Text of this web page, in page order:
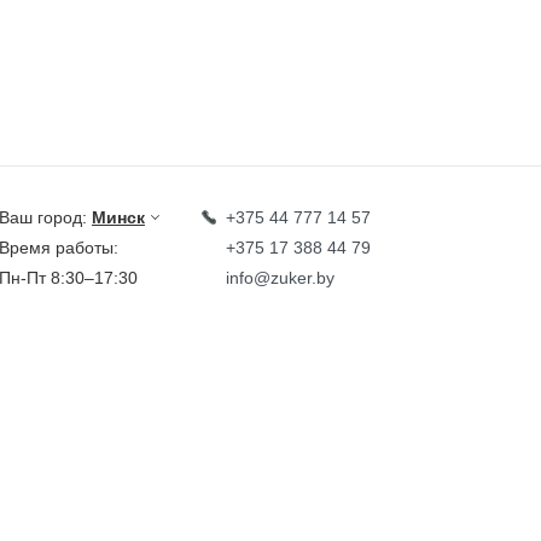
Ваш город: Минск
Время работы:
Пн-Пт 8:30–17:30
+375 44 777 14 57
+375 17 388 44 79
info@zuker.by